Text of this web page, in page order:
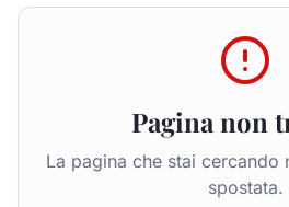
Pagina non
La pagina che stai cercando
spostata.